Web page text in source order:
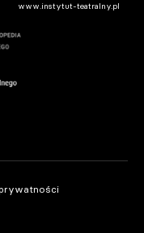
spocznie na
Dworcu
www.instytut-teatralny.pl